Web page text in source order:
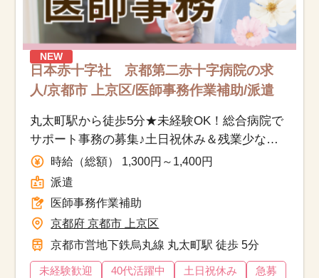
NEW
日本赤十字社 京都第二赤十字病院の求
人/京都市 上京区/医師事務作業補助/派遣
丸太町駅から徒歩5分★未経験OK！総合病院で
サポート事務の募集♪土日祝休み＆残業少なめ
で働きやすさ◎
時給（総額） 1,300円～1,400円
派遣
医師事務作業補助
京都府 京都市 上京区
京都市営地下鉄烏丸線 丸太町駅 徒歩 5分
未経験歓迎 40代活躍中 土日祝休み 急募